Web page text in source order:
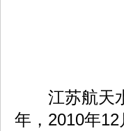
江苏航天水
年，2010年